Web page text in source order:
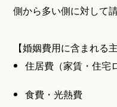
側から多い側に対して
【婚姻費用に含まれる
住居費（家賃・住宅
食費・光熱費